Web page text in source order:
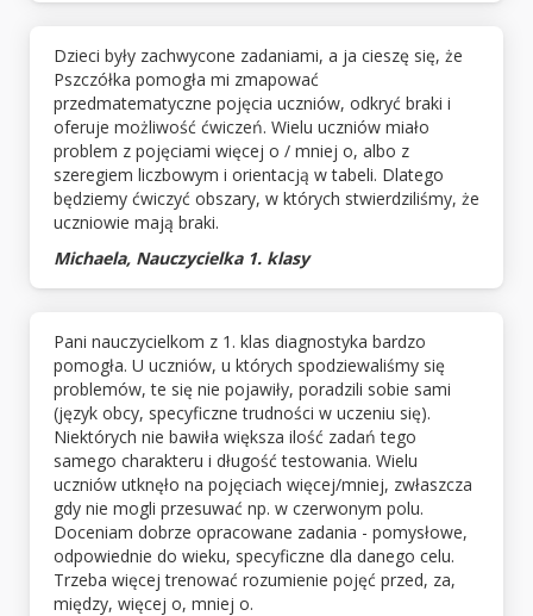
Dzieci były zachwycone zadaniami, a ja cieszę się, że
Pszczółka pomogła mi zmapować
przedmatematyczne pojęcia uczniów, odkryć braki i
oferuje możliwość ćwiczeń. Wielu uczniów miało
problem z pojęciami więcej o / mniej o, albo z
szeregiem liczbowym i orientacją w tabeli. Dlatego
będziemy ćwiczyć obszary, w których stwierdziliśmy, że
uczniowie mają braki.
Michaela, Nauczycielka 1. klasy
Pani nauczycielkom z 1. klas diagnostyka bardzo
pomogła. U uczniów, u których spodziewaliśmy się
problemów, te się nie pojawiły, poradzili sobie sami
(język obcy, specyficzne trudności w uczeniu się).
Niektórych nie bawiła większa ilość zadań tego
samego charakteru i długość testowania. Wielu
uczniów utknęło na pojęciach więcej/mniej, zwłaszcza
gdy nie mogli przesuwać np. w czerwonym polu.
Doceniam dobrze opracowane zadania - pomysłowe,
odpowiednie do wieku, specyficzne dla danego celu.
Trzeba więcej trenować rozumienie pojęć przed, za,
między, więcej o, mniej o.